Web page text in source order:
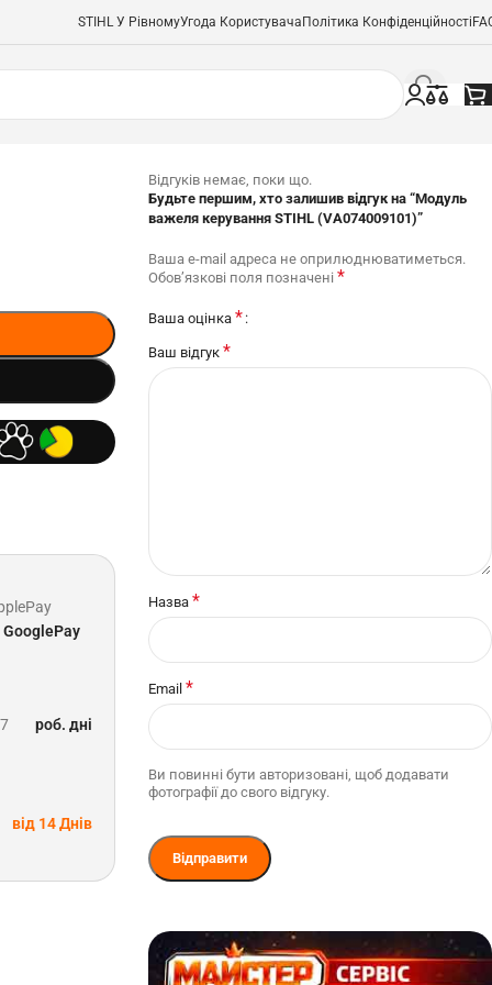
STIHL У РівномуУгода Користувача Політика Конфіденційності
GooglePay
роб. дні
від 14 Днів
Відгуків немає, поки що.
Будьте першим, хто залишив відгук на “Модуль
важеля керування STIHL (VA074009101)”
Ваша e-mail адреса не оприлюднюватиметься.
Обов’язкові поля позначені *
Ваша оцінка *
Ваш відгук *
Назва *
Email *
Ви повинні бути авторизовані, щоб додавати
фотографії до свого відгуку.